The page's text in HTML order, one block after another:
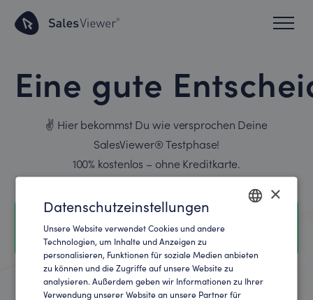
Eine gute
✌ ️Hier bekommst Du wie versprochen Deine
SalesViewer® Testphase!
100% kostenlos – ohne Kreditkarte.
GERMAN
×
Datenschutzeinstellungen
Unsere Website verwendet Cookies und andere
Technologien, um Inhalte und Anzeigen zu
personalisieren, Funktionen für soziale Medien anbieten
zu können und die Zugriffe auf unsere Website zu
analysieren. Außerdem geben wir Informationen zu Ihrer
Verwendung unserer Website an unsere Partner für